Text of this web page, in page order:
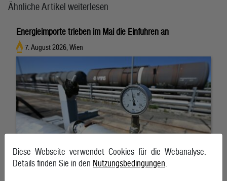
Ähnliche Artikel weiterlesen
Energieimporte trieben im Mai die Einfuhren an
7. August 2026, Wien
Diese Webseite verwendet Cookies für die Webanalyse.
Details finden Sie in den Nutzungsbedingungen.